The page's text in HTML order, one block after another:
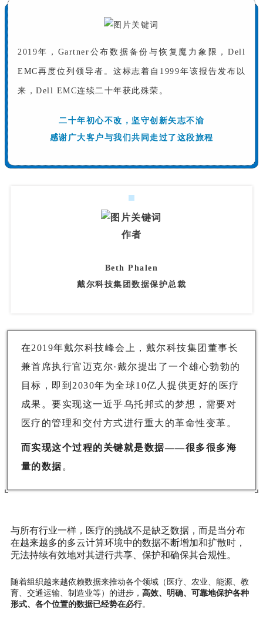
2019年，Gartner公布数据备份与恢复魔力象限，Dell
EMC再度位列领导者。这标志着自1999年该报告发布以
来，Dell EMC连续二十年获此殊荣。
二十年初心不改，坚守创新矢志不渝
感谢广大客户与我们共同走过了这段旅程
作者
Beth Phalen
戴尔科技集团数据保护总裁
在2019年戴尔科技峰会上，戴尔科技集团董事长
兼首席执行官迈克尔·戴尔提出了一个雄心勃勃的
目标，即到2030年为全球10亿人提供更好的医疗
成果。要实现这一近乎乌托邦式的梦想，需要对
医疗的管理和交付方式进行重大的革命性变革。
而实现这个过程的关键就是数据——很多很多海
量的数据。
与所有行业一样，医疗的挑战不是缺乏数据，而是当分布
在越来越多的多云计算环境中的数据不断增加和扩散时，
无法持续有效地对其进行共享、保护和确保其合规性。
随着组织越来越依赖数据来推动各个领域（医疗、农业、能源、教
育、交通运输、制造业等）的进步， 高效、明确、可靠地保护各种
形式、各个位置的数据已经势在必行。